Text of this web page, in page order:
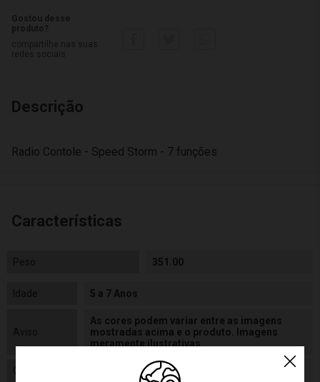
Descrição
Radio Contole - Speed Storm - 7 funções
Características
Peso 351.00
Idade 5 a 7 Anos
Aviso
As cores podem variar entre as imagens
mostradas acima e o produto. Imagens
meramente ilustrativas.
Gênero